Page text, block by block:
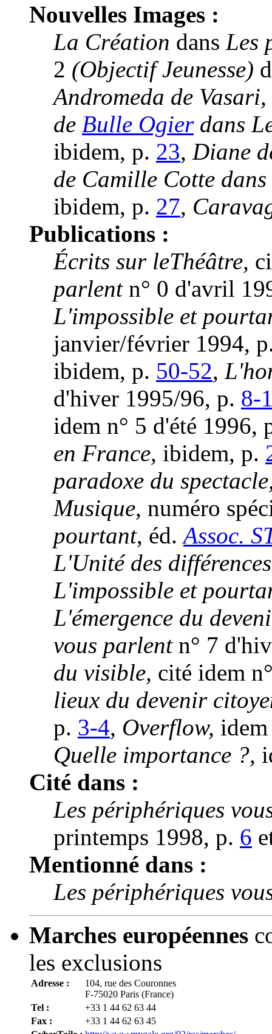
Nouvelles Images :
La Création dans Les
2 (Objectif Jeunesse)
Andromeda de Vasari,
de Bulle Ogierdans
ibidem, p. 23, Diane
de Camille Cotte
ibidem, p. 27,
Publications :
Écrits sur leThéâtre,
parlentn° 0 d'avril
L'impossible et
janvier/février 1994,
ibidem, p. 50-52,
d'hiver 1995/96, p. 8-
idem n° 5 d'été 1996,
en France, ibidem, p.
paradoxe du
Musique, numéro
pourtant, éd.Assoc.
L'Unité des
L'impossible et
L'émergence du
vous parlentn° 7
du visible, cité idem
lieux du devenir
p. 3-4, Overflow,
Quelle importance ?,
Cité dans :
Les périphériques
printemps 1998, p. 6
Mentionné dans :
Les périphériques
Marches européennes
les exclusions
Adresse :
104, rue des Couronnes
F-75020 Paris (France)
Tel :
+33 1 44 62 63 44
Fax :
+33 1 44 62 63 45